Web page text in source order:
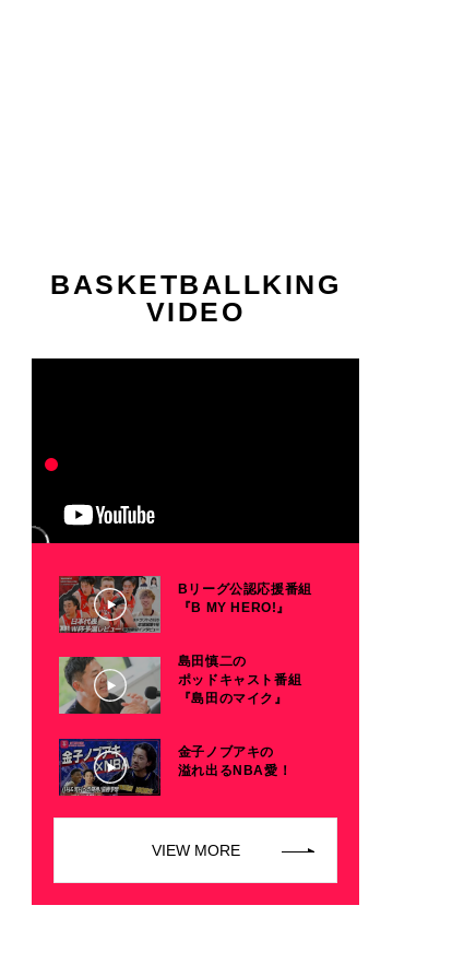
BASKETBALLKING
VIDEO
Bリーグ公認応援番組
『B MY HERO!』
島田慎二の
ポッドキャスト番組
『島田のマイク』
金子ノブアキの
溢れ出るNBA愛！
VIEW MORE